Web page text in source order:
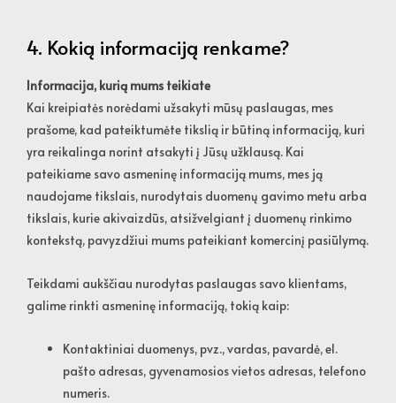
4. Kokią informaciją renkame?
Informacija, kurią mums teikiate
Kai kreipiatės norėdami užsakyti mūsų paslaugas, mes
prašome, kad pateiktumėte tikslią ir būtiną informaciją, kuri
yra reikalinga norint atsakyti į Jūsų užklausą. Kai
pateikiame savo asmeninę informaciją mums, mes ją
naudojame tikslais, nurodytais duomenų gavimo metu arba
tikslais, kurie akivaizdūs, atsižvelgiant į duomenų rinkimo
kontekstą, pavyzdžiui mums pateikiant komercinį pasiūlymą.
Teikdami aukščiau nurodytas paslaugas savo klientams,
galime rinkti asmeninę informaciją, tokią kaip:
Kontaktiniai duomenys, pvz., vardas, pavardė, el.
pašto adresas, gyvenamosios vietos adresas, telefono
numeris.